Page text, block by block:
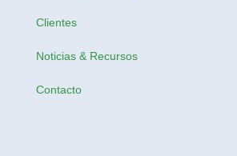
Clientes
Noticias & Recursos
Contacto